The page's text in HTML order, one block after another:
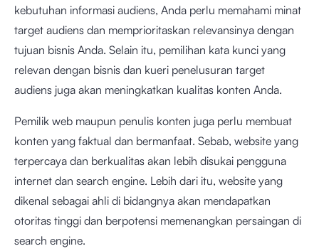
kebutuhan informasi audiens, Anda perlu memahami minat
target audiens dan memprioritaskan relevansinya dengan
tujuan bisnis Anda. Selain itu, pemilihan kata kunci yang
relevan dengan bisnis dan kueri penelusuran target
audiens juga akan meningkatkan kualitas konten Anda.
Pemilik web maupun penulis konten juga perlu membuat
konten yang faktual dan bermanfaat. Sebab, website yang
terpercaya dan berkualitas akan lebih disukai pengguna
internet dan search engine. Lebih dari itu, website yang
dikenal sebagai ahli di bidangnya akan mendapatkan
otoritas tinggi dan berpotensi memenangkan persaingan di
search engine.